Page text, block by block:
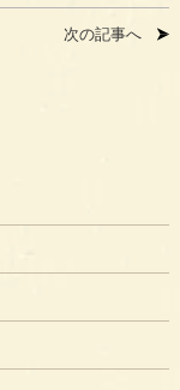
次の記事へ